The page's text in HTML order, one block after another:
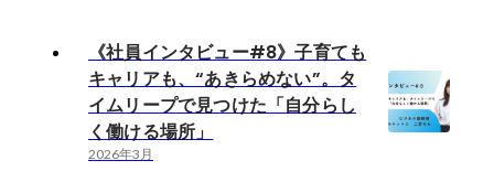
《社員インタビュー#8》子育ても
キャリアも、“あきらめない”。タ
イムリープで見つけた「自分らし
く働ける場所」
2026年3月